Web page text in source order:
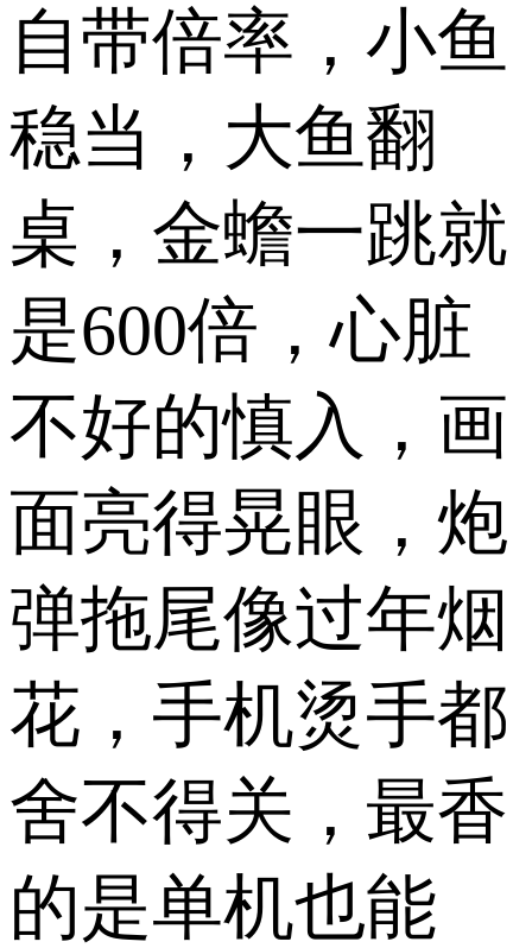
自带倍率，小鱼
稳当，大鱼翻
桌，金蟾一跳就
是600倍，心脏
不好的慎入，画
面亮得晃眼，炮
弹拖尾像过年烟
花，手机烫手都
舍不得关，最香
的是单机也能